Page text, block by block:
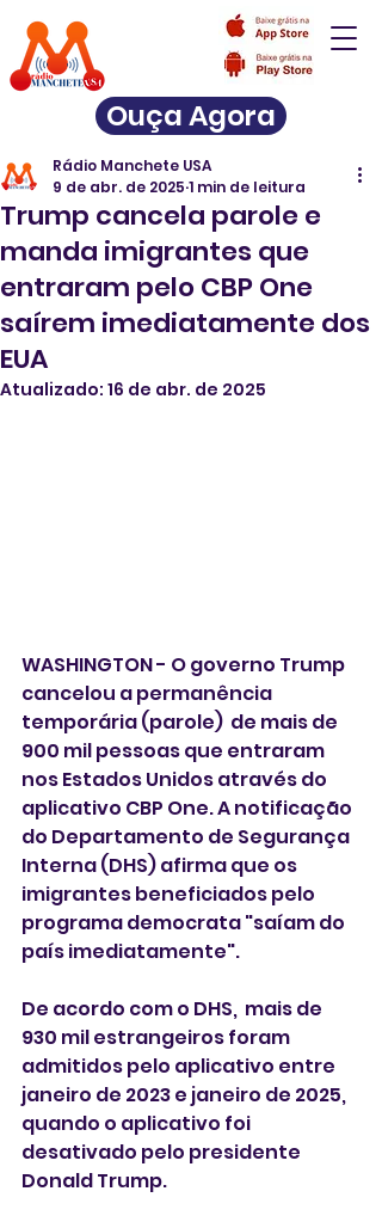
Ouça Agora
Trump cancela parole e
manda imigrantes que
entraram pelo CBP One
saírem imediatamente dos
EUA
Rádio Manchete USA
9 de abr. de 2025 1 min de leitura
Atualizado: 16 de abr. de 2025
WASHINGTON - O governo Trump
cancelou a permanência
temporária (parole)  de mais de
900 mil pessoas que entraram
nos Estados Unidos através do
aplicativo CBP One. A notificação
do Departamento de Segurança
Interna (DHS) afirma que os
imigrantes beneficiados pelo
programa democrata "saíam do
país imediatamente".
De acordo com o DHS,  mais de
930 mil estrangeiros foram
admitidos pelo aplicativo entre
janeiro de 2023 e janeiro de 2025,
quando o aplicativo foi
desativado pelo presidente
Donald Trump.